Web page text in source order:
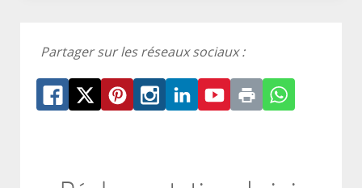
Partager sur les réseaux sociaux :